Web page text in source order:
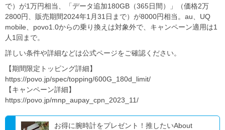
で）が1万円相当、「データ追加180GB（365日間）」（価格2万
2800円、販売期間2024年1月31日まで）が8000円相当。au、UQ
mobile、povo1.0からの乗り換えは対象外で、キャンペーン適用は1
人1回まで。
詳しい条件や詳細などは公式ページをご確認ください。
【期間限定トッピング詳細】
https://povo.jp/spec/topping/600G_180d_limit/
【キャンペーン詳細】
https://povo.jp/mnp_aupay_cpn_2023_11/
お得に腕時計をプレゼント！推したいAbout